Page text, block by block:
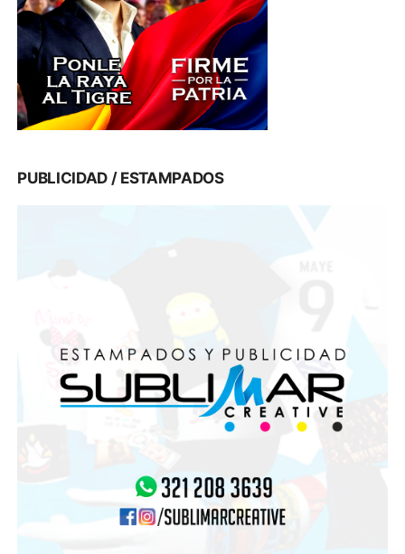
PUBLICIDAD / ESTAMPADOS